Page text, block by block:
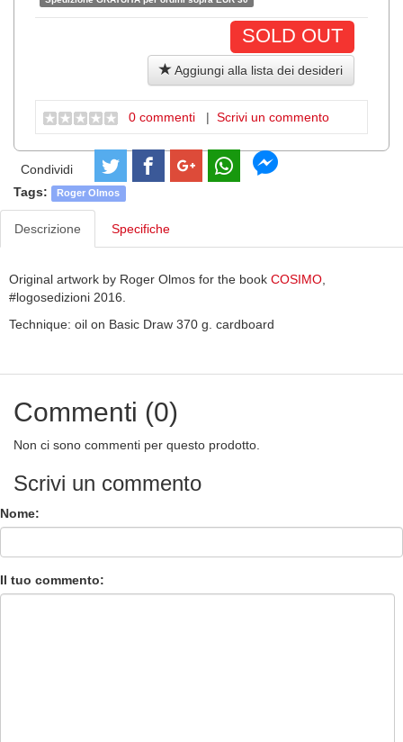
SOLD OUT
Aggiungi alla lista dei desideri
0 commenti | Scrivi un commento
Condividi
Tags:
Roger Olmos
Descrizione Specifiche
Original artwork by Roger Olmos for the book COSIMO,
#logosedizioni 2016.
Technique: oil on Basic Draw 370 g. cardboard
Commenti (0)
Non ci sono commenti per questo prodotto.
Scrivi un commento
Nome:
Il tuo commento: